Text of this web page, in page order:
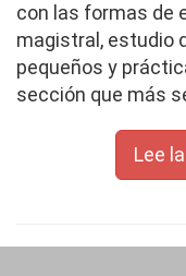
con las formas de
magistral, estudio
pequeños y
sección que más
Lee